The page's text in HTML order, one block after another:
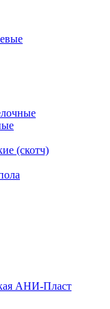
(скотч)
АНИ-Пласт